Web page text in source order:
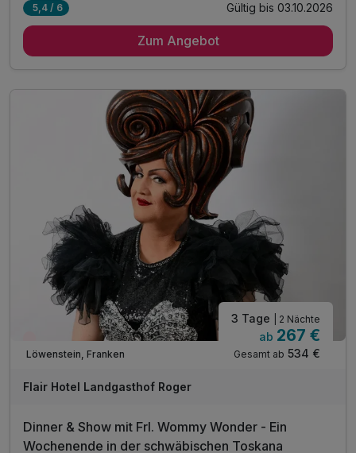
1 x reichhaltiges Frühstück vom Buffet
inkl. kuscheliger Leih-Saunatuch
5,4 / 6 Gültig bis 03.10.2026
Zum Angebot
Wieder frei ab Oktober
Löwenstein, Franken
3 Tage | 2 Nächte
ab 267 €
Gesamt ab 534 €
Flair Hotel Landgasthof Roger
Dinner & Show mit Frl. Wommy Wonder - Ein
Wochenende in der schwäbischen Toskana